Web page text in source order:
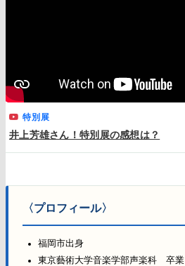
特別展
井上芳雄さん！特別展の感想は？
〈プロフィール〉
福岡市出身
東京藝術大学音楽学部声楽科 卒業